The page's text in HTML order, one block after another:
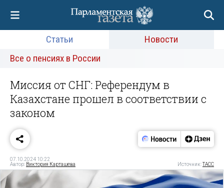
Статьи
Новости
Все о пенсиях в России
Миссия от СНГ: Референдум в
Казахстане прошел в соответствии с
законом
07.10.2024 10:22
Автор: Виктория Карташева Источник:ТАСС